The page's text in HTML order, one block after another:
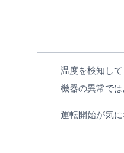
温度を検知し
機器の異常では
運転開始が気